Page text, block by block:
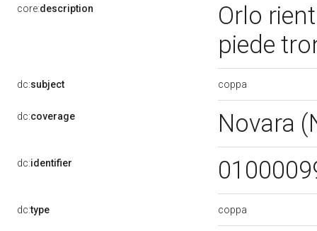
core:description
Orlo
piede
dc:subject coppa
dc:coverage Novara
dc:identifier
dc:type coppa